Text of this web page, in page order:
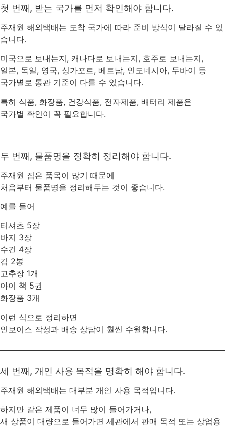
첫 번째, 받는 국가를 먼저 확인해야 합니다.
주재원 해외택배는 도착 국가에 따라 준비 방식이 달라질 수 있
습니다.
미국으로 보내는지, 캐나다로 보내는지, 호주로 보내는지,
일본, 독일, 영국, 싱가포르, 베트남, 인도네시아, 두바이 등
국가별로 통관 기준이 다를 수 있습니다.
특히 식품, 화장품, 건강식품, 전자제품, 배터리 제품은
국가별 확인이 꼭 필요합니다.
두 번째, 물품명을 정확히 정리해야 합니다.
주재원 짐은 품목이 많기 때문에
처음부터 물품명을 정리해두는 것이 좋습니다.
예를 들어
티셔츠 5장
바지 3장
수건 4장
김 2봉
고추장 1개
아이 책 5권
화장품 3개
이런 식으로 정리하면
인보이스 작성과 배송 상담이 훨씬 수월합니다.
세 번째, 개인 사용 목적을 명확히 해야 합니다.
주재원 해외택배는 대부분 개인 사용 목적입니다.
하지만 같은 제품이 너무 많이 들어가거나,
새 상품이 대량으로 들어가면 세관에서 판매 목적 또는 상업용